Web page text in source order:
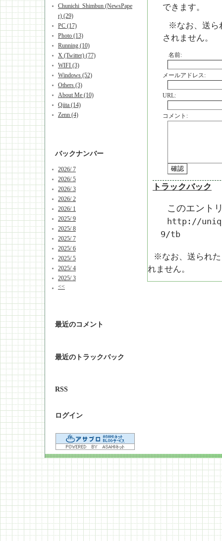
Chunichi_Shimbun (NewsPape
r) (29)
PC (17)
Photo (13)
Running (10)
X (Twitter) (77)
WIFI (3)
Windows (52)
Others (3)
About Me (10)
Qiita (14)
Zenn (4)
バックナンバー
2026/ 7
2026/ 5
2026/ 3
2026/ 2
2026/ 1
2025/ 9
2025/ 8
2025/ 7
2025/ 6
2025/ 5
2025/ 4
2025/ 3
<<
最近のコメント
最近のトラックバック
RSS
ログイン
できます。
※なお、送ら
されません。
名前:
メールアドレス:
URL:
コメント:
トラックバック
このエント
http://
9/tb
※なお、送られた
れません。